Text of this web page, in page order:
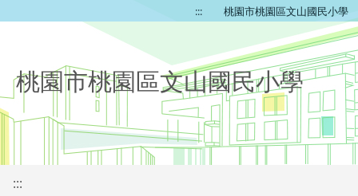
::: 桃園市桃園區文山國民小學
桃園市桃園區文山國民小學
:::